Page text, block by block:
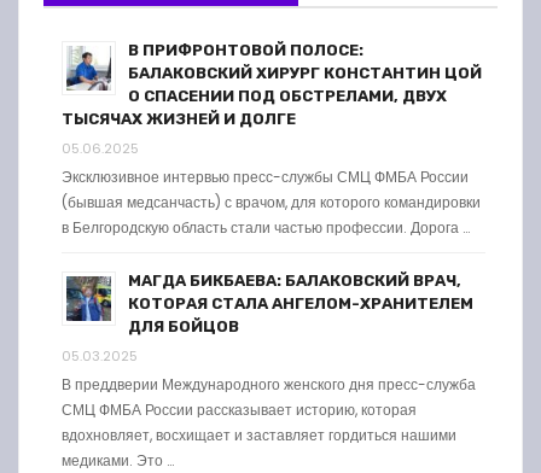
В ПРИФРОНТОВОЙ ПОЛОСЕ:
БАЛАКОВСКИЙ ХИРУРГ КОНСТАНТИН ЦОЙ
О СПАСЕНИИ ПОД ОБСТРЕЛАМИ, ДВУХ
ТЫСЯЧАХ ЖИЗНЕЙ И ДОЛГЕ
05.06.2025
Эксклюзивное интервью пресс-службы СМЦ ФМБА России
(бывшая медсанчасть) с врачом, для которого командировки
в Белгородскую область стали частью профессии. Дорога …
МАГДА БИКБАЕВА: БАЛАКОВСКИЙ ВРАЧ,
КОТОРАЯ СТАЛА АНГЕЛОМ-ХРАНИТЕЛЕМ
ДЛЯ БОЙЦОВ
05.03.2025
В преддверии Международного женского дня пресс-служба
СМЦ ФМБА России рассказывает историю, которая
вдохновляет, восхищает и заставляет гордиться нашими
медиками. Это …